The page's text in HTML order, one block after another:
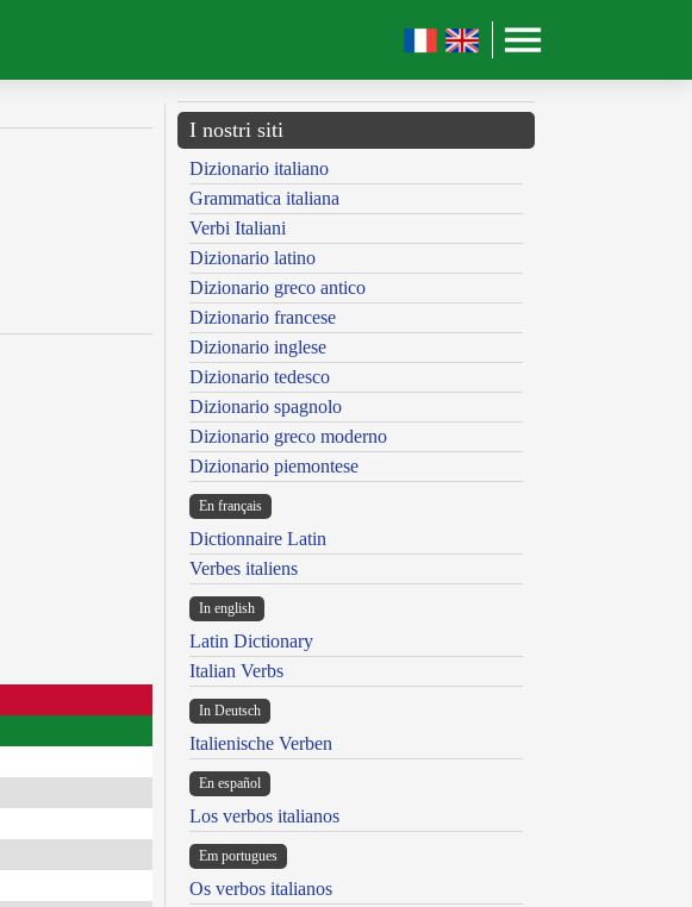
I nostri siti
Dizionario italiano
Grammatica italiana
Verbi Italiani
Dizionario latino
Dizionario greco antico
Dizionario francese
Dizionario inglese
Dizionario tedesco
Dizionario spagnolo
Dizionario greco moderno
Dizionario piemontese
En français
Dictionnaire Latin
Verbes italiens
In english
Latin Dictionary
Italian Verbs
In Deutsch
Italienische Verben
En español
Los verbos italianos
Em portugues
Os verbos italianos